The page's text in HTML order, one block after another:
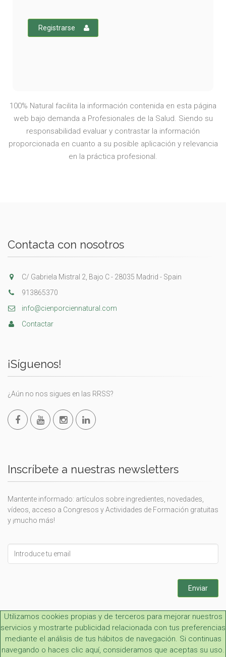
Registrarse
100% Natural facilita la información contenida en esta página
web bajo demanda a Profesionales de la Salud. Siendo su
responsabilidad evaluar y contrastar la información
proporcionada en cuanto a su posible aplicación y relevancia
en la práctica profesional.
Contacta con nosotros
C/ Gabriela Mistral 2, Bajo C - 28035 Madrid - Spain
913865370
info@cienporciennatural.com
Contactar
¡Síguenos!
¿Aún no nos sigues en las RRSS?
Inscríbete a nuestras newsletters
Mantente informado: artículos sobre ingredientes, novedades,
vídeos, acceso a Congresos y Actividades de Formación gratuitas
y ¡mucho más!
this
field
Enviar
Utilizamos cookies propias y de terceros para mejorar nuestros
servicios y mostrarte publicidad relacionada con tus preferencias
mediante el análisis de tus hábitos de navegación. Si continuas
navegando o haces clic aquí, consideramos que aceptas su uso.